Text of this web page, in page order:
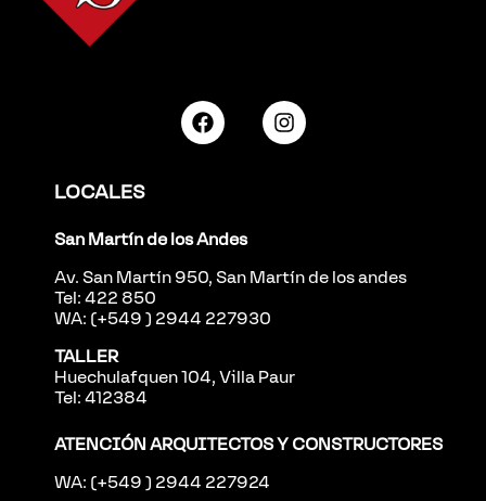
LOCALES
San Martín de los Andes
Av. San Martín 950, San Martín de los andes
Tel: 422 850
WA: (+549 ) 2944 227930
TALLER
Huechulafquen 104, Villa Paur
Tel: 412384
ATENCIÓN ARQUITECTOS Y CONSTRUCTORES
WA: (+549 ) 2944 227924